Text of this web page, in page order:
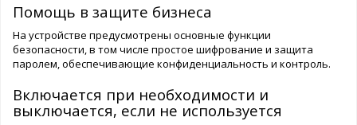
Помощь в защите бизнеса
На устройстве предусмотрены основные функции
безопасности, в том числе простое шифрование и защита
паролем, обеспечивающие конфиденциальность и контроль.
Включается при необходимости и
выключается, если не используется